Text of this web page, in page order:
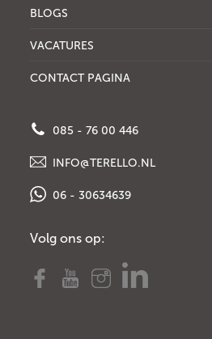
BLOGS
VACATURES
CONTACT PAGINA
085 - 76 00 446
INFO@TERELLO.NL
06 - 30634639
Volg ons op: